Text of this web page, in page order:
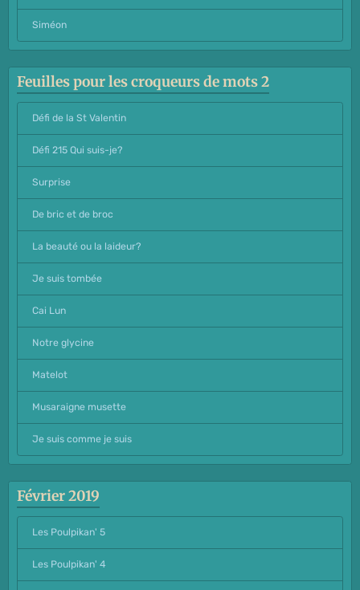
Siméon
Feuilles pour les croqueurs de mots 2
Défi de la St Valentin
Défi 215 Qui suis-je?
Surprise
De bric et de broc
La beauté ou la laideur?
Je suis tombée
Cai Lun
Notre glycine
Matelot
Musaraigne musette
Je suis comme je suis
Février 2019
Les Poulpikan' 5
Les Poulpikan' 4